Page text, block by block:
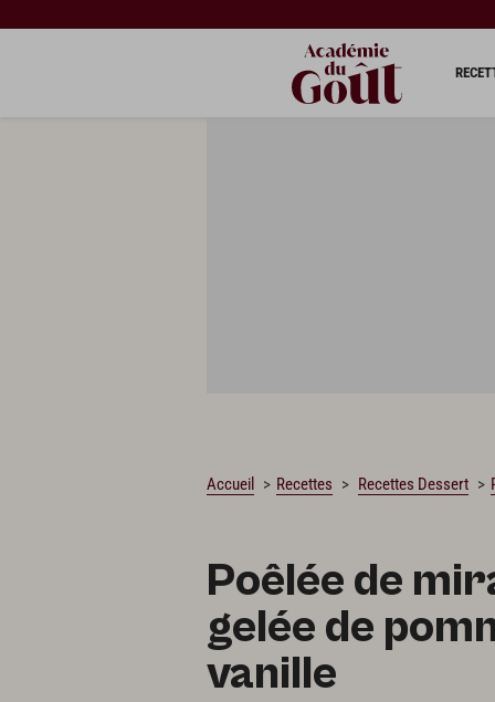
Accueil Recettes Recettes Dessert
Poêlée de
gelée de
vanille
CHARGEMENT…